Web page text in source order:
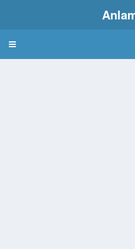
Bulmaca